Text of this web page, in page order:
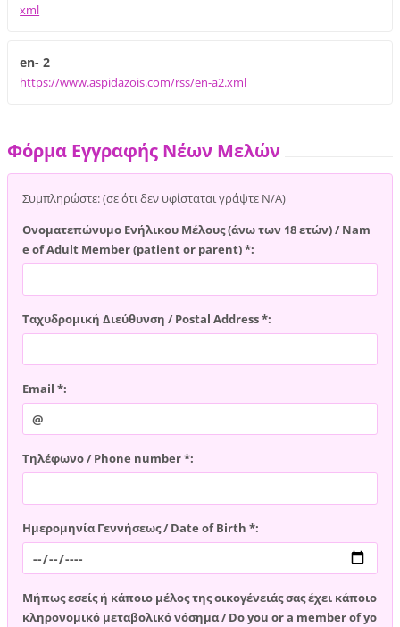
xml
en- 2
https://www.aspidazois.com/rss/en-a2.xml
Φόρμα Εγγραφής Νέων Μελών
Συμπληρώστε: (σε ότι δεν υφίσταται γράψτε Ν/Α)
Ονοματεπώνυμο Ενήλικου Μέλους (άνω των 18 ετών) / Nam
e of Adult Member (patient or parent) *:
Ταχυδρομική Διεύθυνση / Postal Address *:
Email *:
Τηλέφωνο / Phone number *:
Ημερομηνία Γεννήσεως / Date of Birth *:
Μήπως εσείς ή κάποιο μέλος της οικογένειάς σας έχει κάποιο
κληρονομικό μεταβολικό νόσημα / Do you or a member of yo